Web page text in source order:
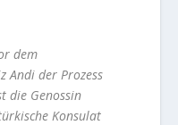
dem
Andi der Prozess
die Genossin
Konsulat